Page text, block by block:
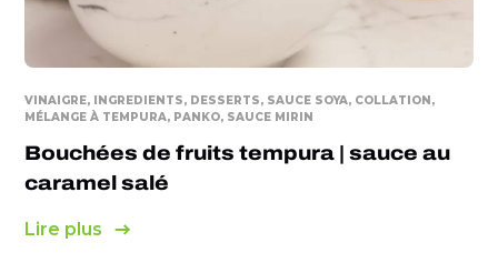
VINAIGRE, INGREDIENTS, DESSERTS, SAUCE SOYA, COLLATION,
MÉLANGE À TEMPURA, PANKO, SAUCE MIRIN
Bouchées de fruits tempura | sauce au
caramel salé
Lire plus